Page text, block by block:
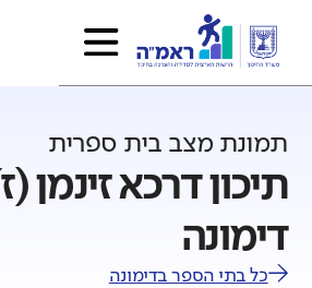
תמונת מצב בית ספרית
תיכון דרכא
דימונה
כל בתי הספר בדימונה